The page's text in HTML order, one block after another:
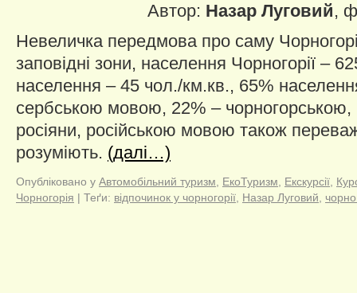
Автор: Назар Луговий,
Невеличка передмова про саму
заповідні зони, населення Чорногорії –
населення – 45 чол./км.кв., 65%
сербською мовою, 22% – чорногорською,
росіяни, російською мовою також
розуміють. (далі…)
Опубліковано у Автомобільний туризм ЕкоТуризм Екскурсії
Чорногорія | Теґи: відпочинок у чорногорії Назар Луговий